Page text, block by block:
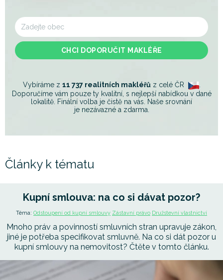
CHCI DOPORUČIT MAKLÉŘE
Vybíráme z 11 737 realitních makléřů z celé ČR
.
Doporučíme vám pouze ty kvalitní, s nejlepší nabídkou v dané
lokalitě. Finální volba je čistě na vás. Naše srovnání
je nezávazné a zdarma.
Články k tématu
Kupní smlouva: na co si dávat pozor?
Téma: Odstoupení od kupní smlouvy Zástavní právo Družstevní vlastnictví
Mnoho práv a povinností smluvních stran upravuje zákon,
jiné je potřeba specifikovat smluvně. Na co si dát pozor u
kupní smlouvy na nemovitost? Čtěte v tomto článku.